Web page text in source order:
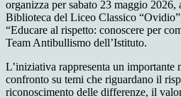
organizza per sabato 23 maggio 2026,
Biblioteca del Liceo Classico
“Educare al rispetto: conoscere per
Team Antibullismo dell’Istituto.
L’iniziativa rappresenta un importante
confronto su temi che riguardano il
riconoscimento delle differenze, il